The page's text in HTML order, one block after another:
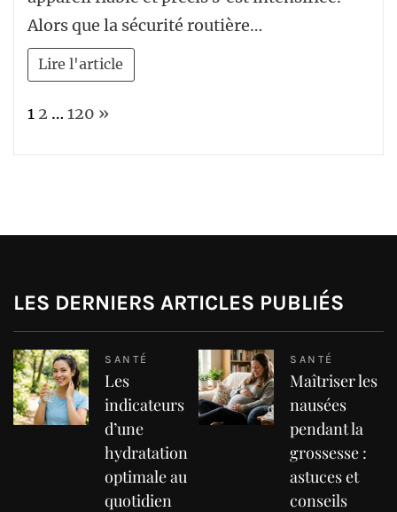
Alors que la sécurité routière…
Lire l'article
Page:
1 2 … 120 Next
»
LES DERNIERS ARTICLES PUBLIÉS
SANTÉ
Les
indicateurs
d’une
hydratation
optimale au
quotidien
SANTÉ
Maîtriser les
nausées
pendant la
grossesse :
astuces et
conseils